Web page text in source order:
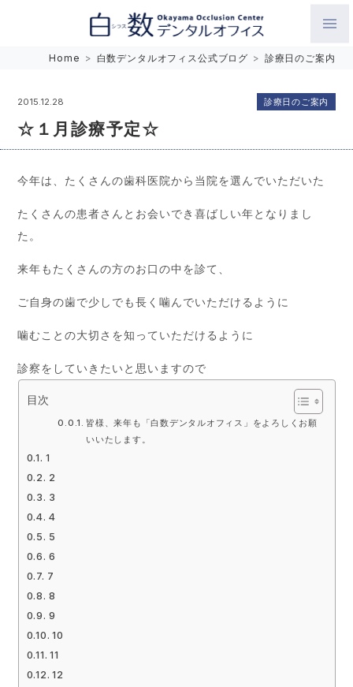
Home > 白数デンタルオフィス公式ブログ > 診療日のご案内
2015.12.28
☆１月診療予定☆
診療日のご案内
今年は、たくさんの歯科医院から当院を選んでいただいた
たくさんの患者さんとお会いでき喜ばしい年となりまし
た。
来年もたくさんの方のお口の中を診て、
ご自身の歯で少しでも長く噛んでいただけるように
噛むことの大切さを知っていただけるように
診察をしていきたいと思いますので
目次
皆様、来年も「白数デンタルオフィス」をよろしくお願
いいたします。
1
2
3
4
5
6
7
8
9
10
11
12